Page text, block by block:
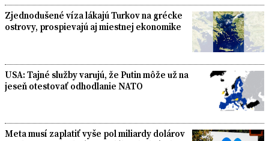
Zjednodušené víza lákajú Turkov na grécke
ostrovy, prospievajú aj miestnej ekonomike
USA: Tajné služby varujú, že Putin môže už na
jeseň otestovať odhodlanie NATO
Meta musí zaplatiť vyše pol miliardy dolárov